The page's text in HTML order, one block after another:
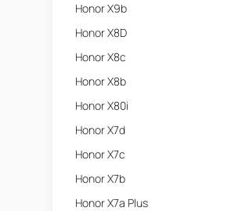
Honor X9b
Honor X8D
Honor X8c
Honor X8b
Honor X80i
Honor X7d
Honor X7c
Honor X7b
Honor X7a Plus